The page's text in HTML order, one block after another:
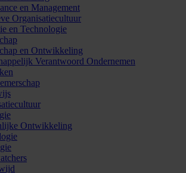
en Management
Organisatiecultuur
en Technologie
en Ontwikkeling
Verantwoord Ondernemen
Ontwikkeling